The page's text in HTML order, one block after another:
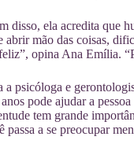
disso, ela acredita que
abrir mão das coisas,
opina Ana Emília.
a psicóloga e
pode ajudar a
tem grande
passa a se preocupar